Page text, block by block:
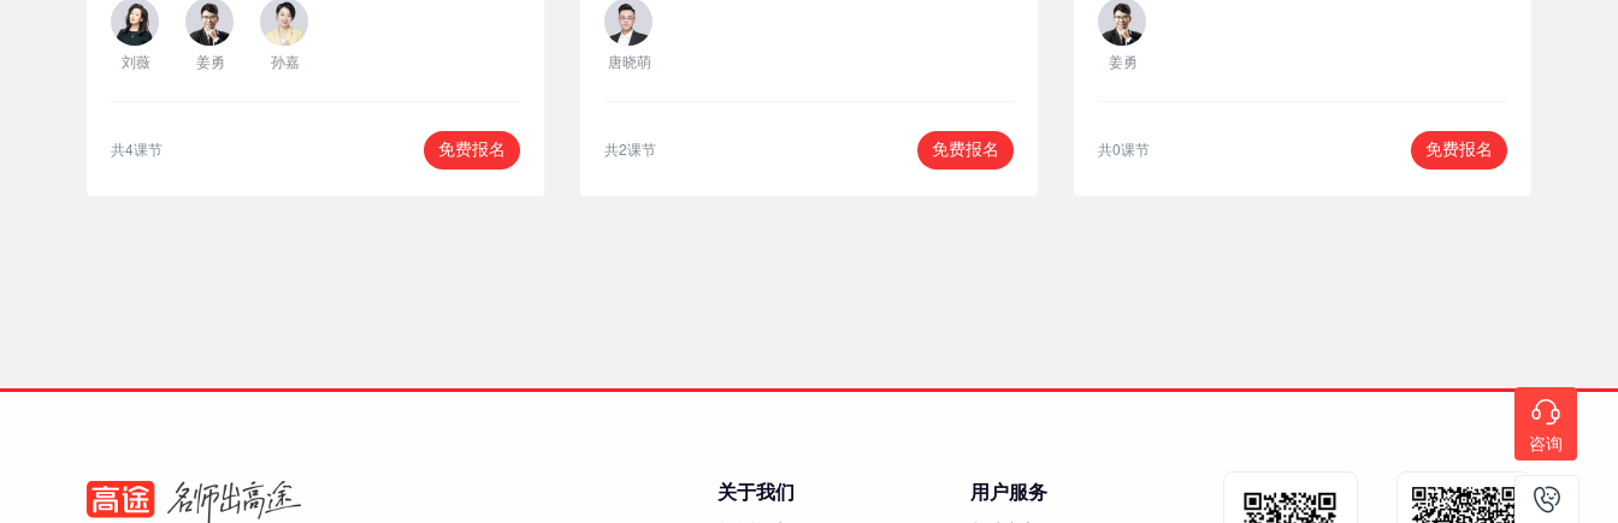
刘薇 姜勇 孙嘉
共4课节 免费报名
唐晓萌
共2课节 免费报名
姜勇
共0课节 免费报名
咨询
关于我们 用户服务